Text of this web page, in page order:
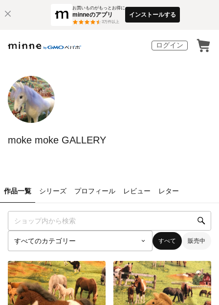
お買いものがもっとお得に
minneのアプリ
3万件以上
インストールする
ログイン
moke moke GALLERY
作品一覧 シリーズ プロフィール レビュー レター
すべて 販売中